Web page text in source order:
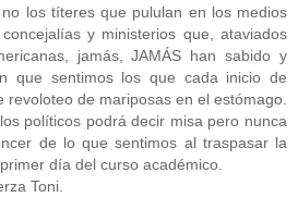
los títeres que pululan en los medios
y ministerios que, ataviados
jamás, JAMÁS han sabido y
que sentimos los que cada inicio de
revoloteo de mariposas en el estómago.
políticos podrá decir misa pero nunca
de lo que sentimos al traspasar la
día del curso académico.
Toni.